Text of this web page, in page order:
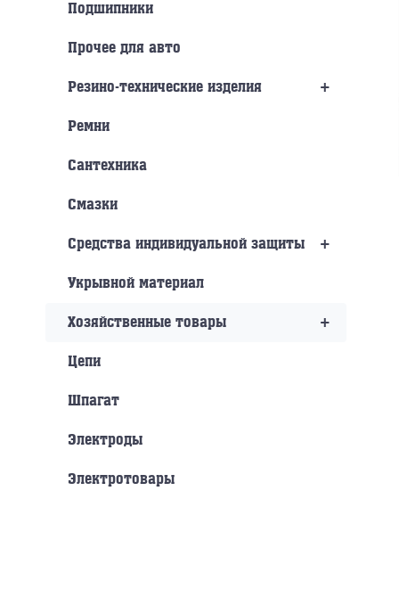
Подшипники
Прочее для авто
+
Резино-технические изделия
Ремни
Сантехника
Смазки
+
Средства индивидуальной защиты
Укрывной материал
+
Хозяйственные товары
Цепи
Шпагат
Электроды
Электротовары